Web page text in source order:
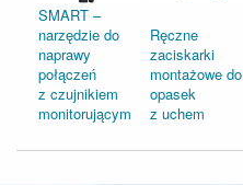
SMART –
narzędzie do
naprawy
połączeń
z czujnikiem
monitorującym
Ręczne
zaciskarki
montażowe do
opasek
z uchem